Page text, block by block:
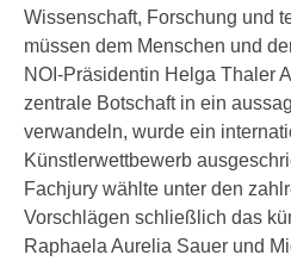
Wissenschaft, Forschung und
müssen dem Menschen und
NOI-Präsidentin Helga Thaler
zentrale Botschaft in ein
verwandeln, wurde ein
Künstlerwettbewerb
Fachjury wählte unter den
Vorschlägen schließlich das
Raphaela Aurelia Sauer und